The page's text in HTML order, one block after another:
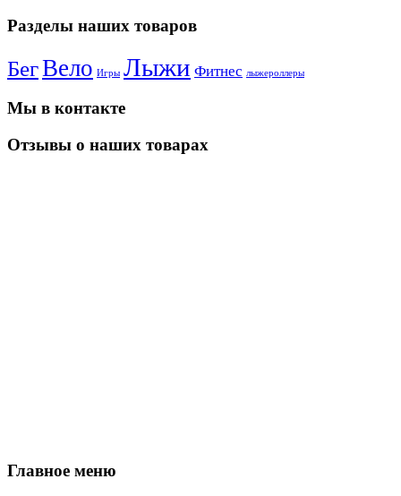
Разделы наших товаров
БегВело Игры Лыжи Фитнес лыжероллеры
Мы в контакте
Отзывы о наших товарах
Главное меню